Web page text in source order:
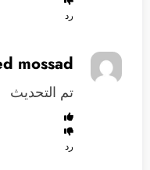
رد
mossad
تم التحديث
رد